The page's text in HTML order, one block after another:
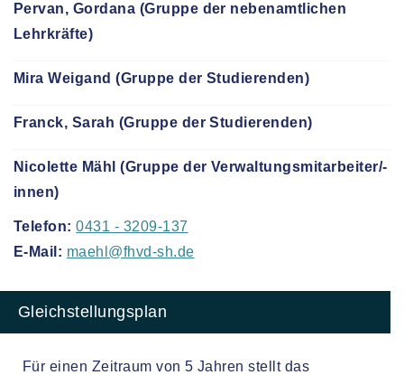
Pervan, Gordana (Gruppe der nebenamtlichen
Lehrkräfte)
Mira Weigand (Gruppe der Studierenden)
Franck, Sarah (Gruppe der Studierenden)
Nicolette Mähl (Gruppe der Verwaltungsmitarbeiter/-
innen)
Telefon: 0431 - 3209-137
E-Mail: maehl@fhvd-sh.de
Gleichstellungsplan
Für einen Zeitraum von 5 Jahren stellt das